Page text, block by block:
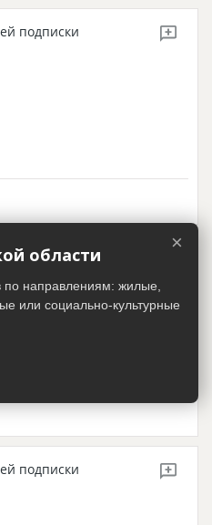
подписки
подписки
подписки
×
области
по направлениям: жилые,
или социально-культурные